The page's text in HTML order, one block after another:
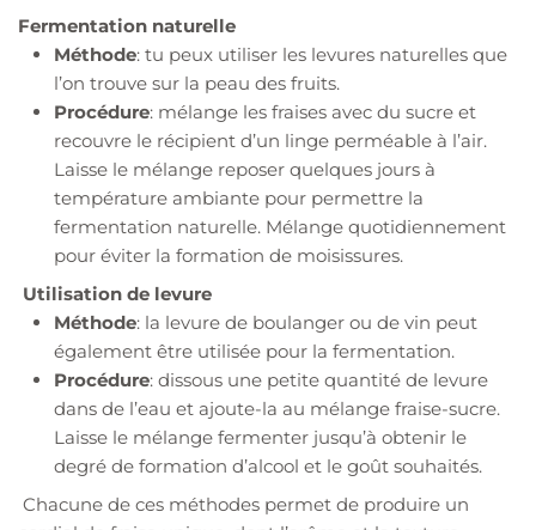
Fermentation naturelle
Méthode: tu peux utiliser les levures naturelles que
l’on trouve sur la peau des fruits.
Procédure: mélange les fraises avec du sucre et
recouvre le récipient d’un linge perméable à l’air.
Laisse le mélange reposer quelques jours à
température ambiante pour permettre la
fermentation naturelle. Mélange quotidiennement
pour éviter la formation de moisissures.
Utilisation de levure
Méthode: la levure de boulanger ou de vin peut
également être utilisée pour la fermentation.
Procédure: dissous une petite quantité de levure
dans de l’eau et ajoute-la au mélange fraise-sucre.
Laisse le mélange fermenter jusqu’à obtenir le
degré de formation d’alcool et le goût souhaités.
Chacune de ces méthodes permet de produire un